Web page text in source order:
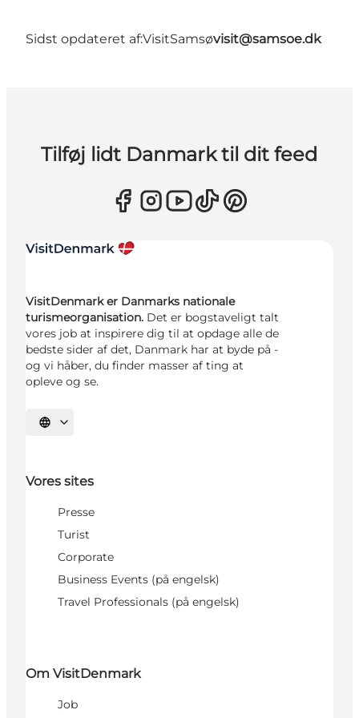
Sidst opdateret af:VisitSamsøvisit@samsoe.dk
Tilføj lidt Danmark til dit feed
VisitDenmark er Danmarks nationale
turismeorganisation. Det er bogstaveligt talt
vores job at inspirere dig til at opdage alle de
bedste sider af det, Danmark har at byde på -
og vi håber, du finder masser af ting at
opleve og se.
Vælg sprog
Vores sites
Presse
Turist
Corporate
Business Events (på engelsk)
Travel Professionals (på engelsk)
Om VisitDenmark
Job